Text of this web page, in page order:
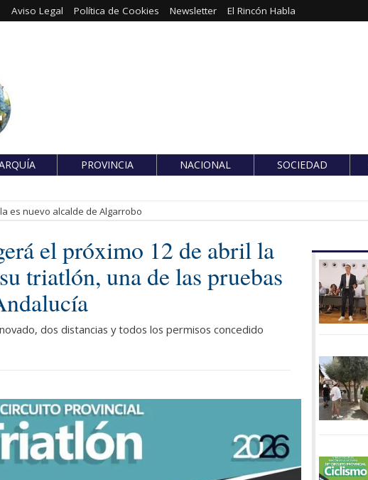
Aviso Legal Política de Cookies Newsletter El Rincón Habla
PROVINCIA NACIONAL SOCIEDAD
es nuevo alcalde de Algarrobo
el próximo 12 de abril la
triatlón, una de las pruebas
dos distancias y todos los permisos concedido